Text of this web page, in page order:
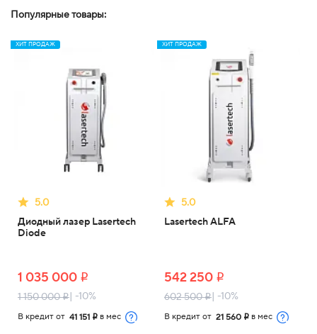
Популярные товары:
ХИТ ПРОДАЖ
5.0
Диодный лазер Lasertech
Diode
1 035 000 i
1 150 000i| -10%
В кредит от 41 151 i в мес
ХИТ ПРОДАЖ
5.0
Lasertech ALFA
542 250 i
602 500i| -10%
В кредит от 21 560 i в мес